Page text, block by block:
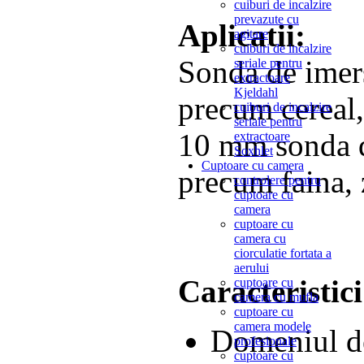
cuiburi de incalzire
prevazute cu
agitare
cuiburi de incalzire
seriale pentru
extractoare
Kjeldahl
cuiburi de incalzire
seriale pentru
extractoare
Soxhlet
Cuptoare cu camera
controlere pentru
cuptoare cu
camera
cuptoare cu
camera cu
ciorculatie fortata a
aerului
cuptoare cu
camera cu mufla
cuptoare cu
camera modele
profesionale
cuptoare cu
Aplicatii:
Sonda de
precum
10 mm
precum faina,
Domeniul